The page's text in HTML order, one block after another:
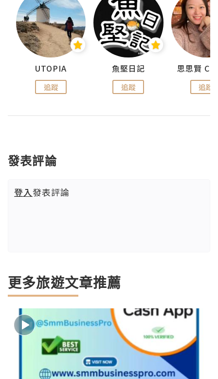
UTOPIA
追蹤
魚堅日記
追蹤 追蹤
發表評論
登入發表評論
更多旅遊文章推薦